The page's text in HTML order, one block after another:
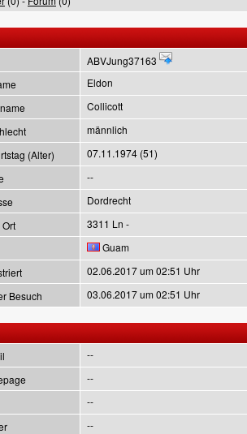
ABVJung37163
Eldon
Collicott
männlich
(Alter)
07.11.1974 (51)
--
Dordrecht
Ort
3311 Ln -
Guam
02.06.2017 um 02:51 Uhr
Besuch
03.06.2017 um 02:51 Uhr
--
--
--
--